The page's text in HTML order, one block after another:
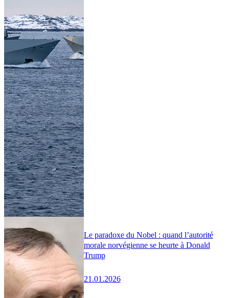
Le paradoxe du Nobel : quand l’autorité
morale norvégienne se heurte à Donald
Trump
21.01.2026